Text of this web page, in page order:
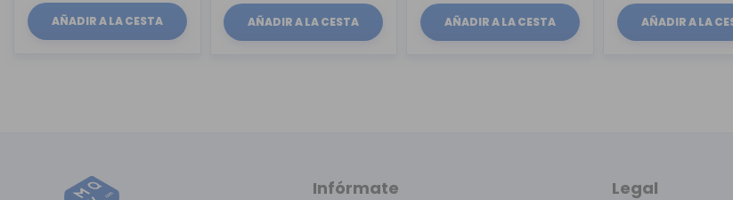
AÑADIR A LA CESTA AÑADIR A LA CESTA AÑADIR A LA CESTA AÑADIR A LA
Infórmate Legal